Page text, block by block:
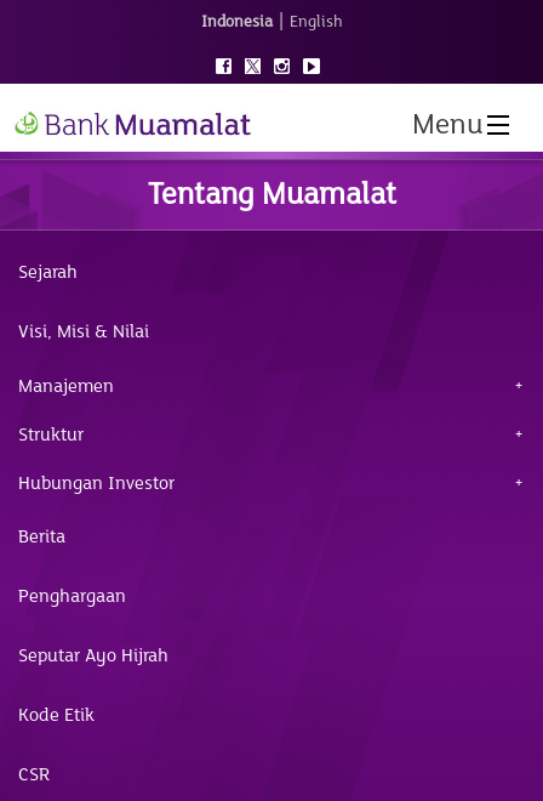
Indonesia | English
Menu
Tentang Muamalat
Sejarah
Visi, Misi & Nilai
Manajemen
Struktur
Hubungan Investor
Berita
Penghargaan
Seputar Ayo Hijrah
Kode Etik
CSR